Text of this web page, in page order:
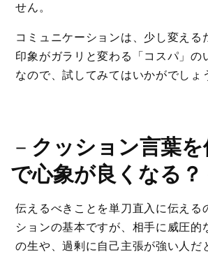
せん。
コミュニケーションは、少し変える
印象がガラリと変わる「コスパ」の
なので、試してみてはいかがでしょ
－ クッション言葉
で心象が良くなる？
伝えるべきことを単刀直入に伝える
ションの基本ですが、相手に威圧的
の生や、過剰に自己主張が強い人だ